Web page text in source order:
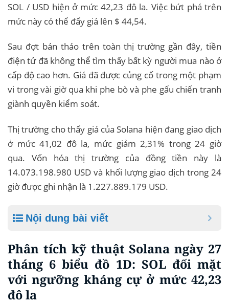
SOL / USD hiện ở mức 42,23 đô la. Việc bứt phá trên
mức này có thể đẩy giá lên $ 44,54.
Sau đợt bán tháo trên toàn thị trường gần đây, tiền
điện tử đã không thể tìm thấy bất kỳ người mua nào ở
cấp độ cao hơn. Giá đã được củng cố trong một phạm
vi trong vài giờ qua khi phe bò và phe gấu chiến tranh
giành quyền kiểm soát.
Thị trường cho thấy giá của Solana hiện đang giao dịch
ở mức 41,02 đô la, mức giảm 2,31% trong 24 giờ
qua. Vốn hóa thị trường của đồng tiền này là
14.073.198.980 USD và khối lượng giao dịch trong 24
giờ được ghi nhận là 1.227.889.179 USD.
Nội dung bài viết
Phân tích kỹ thuật Solana ngày 27
tháng 6 biểu đồ 1D: SOL đối mặt
với ngưỡng kháng cự ở mức 42,23
đô la